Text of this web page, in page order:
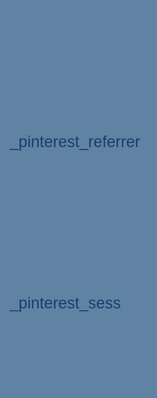
_pinterest_referrer
_pinterest_sess